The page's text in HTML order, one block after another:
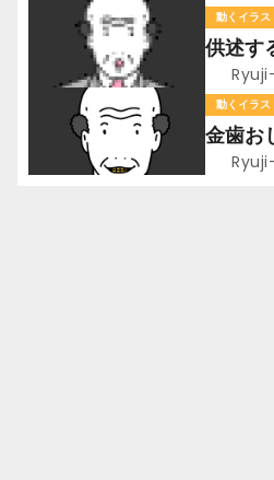
o 動くイラス
供述す
動くイラス
金歯お